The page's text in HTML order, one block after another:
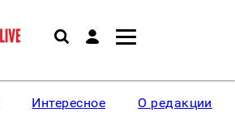
Интересное О редакции